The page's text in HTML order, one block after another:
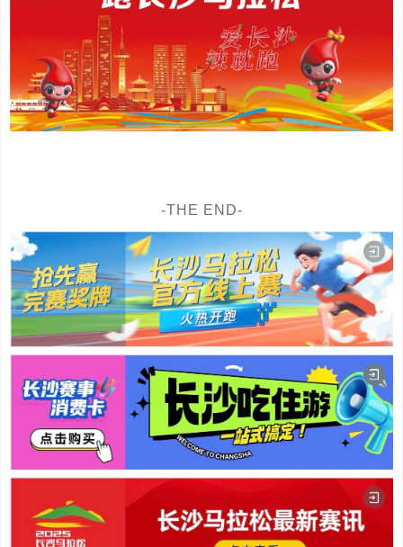
-THE END-